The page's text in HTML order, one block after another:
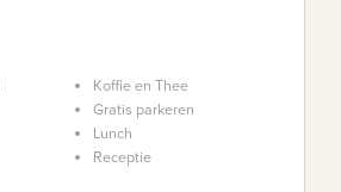
Koffie en Thee
Gratis parkeren
Lunch
Receptie